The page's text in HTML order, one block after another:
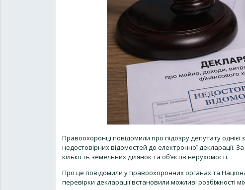
Правоохоронці повідомили про підозру депутату
недостовірних відомостей до електронної декларації.
кількість земельних ділянок та об’єктів нерухомості.
Про це повідомили у правоохоронних органах та
перевірки декларації встановили можливі